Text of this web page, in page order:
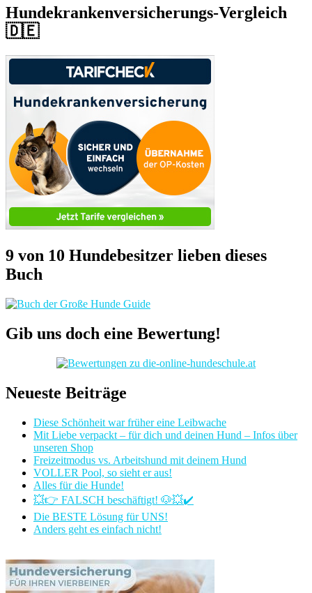
Hundekrankenversicherungs-Vergleich
🇩🇪
9 von 10 Hundebesitzer lieben dieses
Buch
Gib uns doch eine Bewertung!
Neueste Beiträge
Diese Schönheit war früher eine Leibwache
Mit Liebe verpackt – für dich und deinen Hund – Infos über
unseren Shop
Freizeitmodus vs. Arbeitshund mit deinem Hund
VOLLER Pool, so sieht er aus!
Alles für die Hunde!
💥👉 FALSCH beschäftigt! 🐶💥✔️
Die BESTE Lösung für UNS!
Anders geht es einfach nicht!